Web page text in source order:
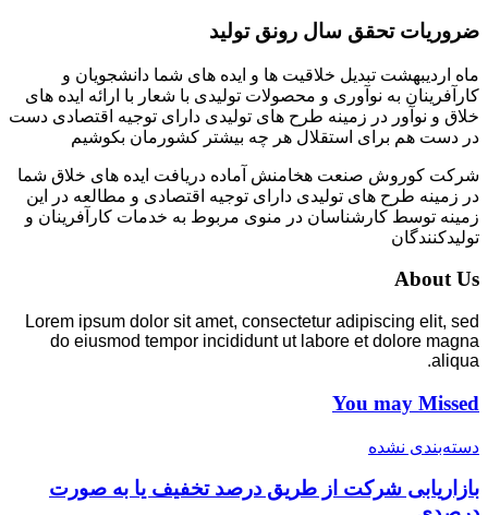
ضروریات تحقق سال رونق تولید
ماه اردیبهشت تبدیل خلاقیت ها و ایده های شما دانشجویان و
کارآفرینان به نوآوری و محصولات تولیدی با شعار با ارائه ایده های
خلاق و نوآور در زمینه طرح های تولیدی دارای توجیه اقتصادی دست
در دست هم برای استقلال هر چه بیشتر کشورمان بکوشیم
شرکت کوروش صنعت هخامنش آماده دریافت ایده های خلاق شما
در زمینه طرح های تولیدی دارای توجیه اقتصادی و مطالعه در این
زمینه توسط کارشناسان در منوی مربوط به خدمات کارآفرینان و
تولیدکنندگان
About Us
Lorem ipsum dolor sit amet, consectetur adipiscing elit, sed
do eiusmod tempor incididunt ut labore et dolore magna
aliqua.
You may Missed
دسته‌بندی نشده
بازاریابی شرکت از طریق درصد تخفیف یا به صورت